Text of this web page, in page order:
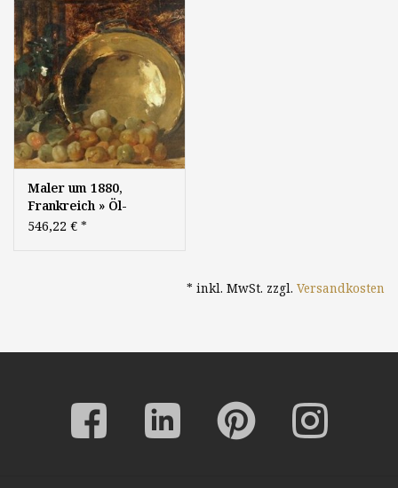
Maler um 1880,
Frankreich » Öl-
Gemälde Realismus
546,22 € *
* inkl. MwSt. zzgl. Versandkosten